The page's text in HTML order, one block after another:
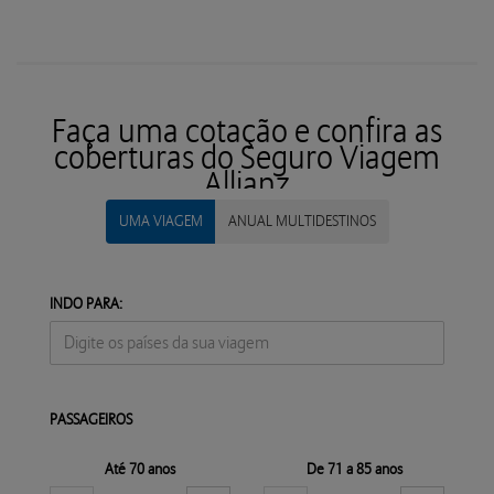
Faça uma cotação e confira as
coberturas do Seguro Viagem
Allianz
UMA VIAGEM ANUAL MULTIDESTINOS
INDO PARA:
PASSAGEIROS
Até 70 anos De 71 a 85 anos